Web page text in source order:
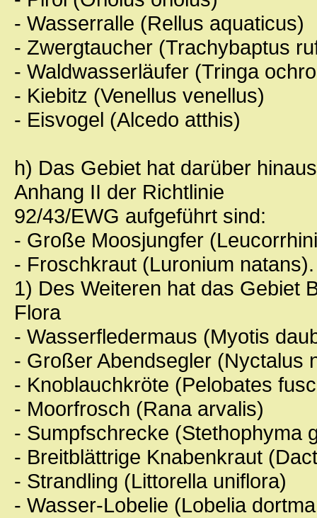
- Wasserralle (Rellus aquaticus)
- Zwergtaucher (Trachybaptus
- Waldwasserläufer (Tringa
- Kiebitz (Venellus venellus)
- Eisvogel (Alcedo atthis)
h) Das Gebiet hat darüber
Anhang II der Richtlinie
92/43/EWG aufgeführt sind:
- Große Moosjungfer
- Froschkraut (Luronium natans).
1) Des Weiteren hat das Gebiet
Flora
- Wasserfledermaus (Myotis
- Großer Abendsegler (Nyctalus
- Knoblauchkröte (Pelobates
- Moorfrosch (Rana arvalis)
- Sumpfschrecke (Stethophyma
- Breitblättrige Knabenkraut
- Strandling (Littorella uniflora)
- Wasser-Lobelie (Lobelia